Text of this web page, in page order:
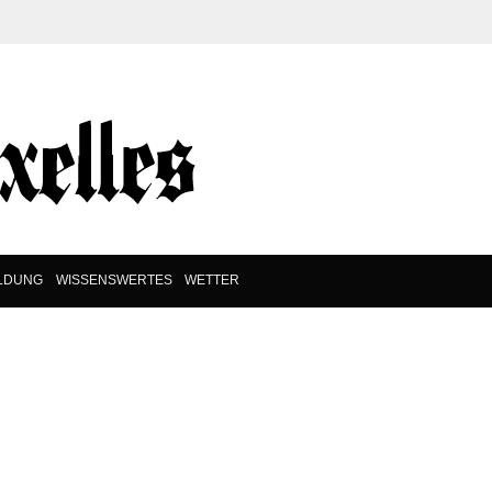
WISSENSWERTES WETTER